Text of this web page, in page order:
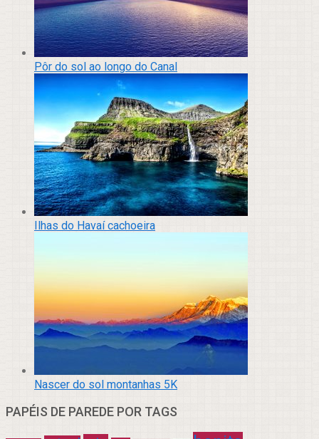
Pôr do sol ao longo do Canal
Ilhas do Havaí cachoeira
Nascer do sol montanhas 5K
PAPÉIS DE PAREDE POR TAGS